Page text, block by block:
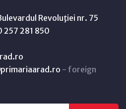
Revoluţiei nr. 75
257 281 850
- foreign